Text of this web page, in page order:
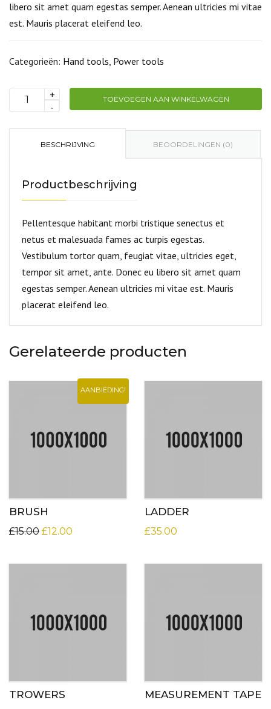
libero sit amet quam egestas semper. Aenean ultricies mi vitae
est. Mauris placerat eleifend leo.
Categorieën: Hand tools, Power tools
+
-
TOEVOEGEN AAN WINKELWAGEN
BESCHRIJVING BEOORDELINGEN (0)
Productbeschrijving
Pellentesque habitant morbi tristique senectus et
netus et malesuada fames ac turpis egestas.
Vestibulum tortor quam, feugiat vitae, ultricies eget,
tempor sit amet, ante. Donec eu libero sit amet quam
egestas semper. Aenean ultricies mi vitae est. Mauris
placerat eleifend leo.
Gerelateerde producten
AANBIEDING!
BRUSH
£15.00 £12.00
LADDER
£35.00
TROWERS MEASUREMENT TAPE